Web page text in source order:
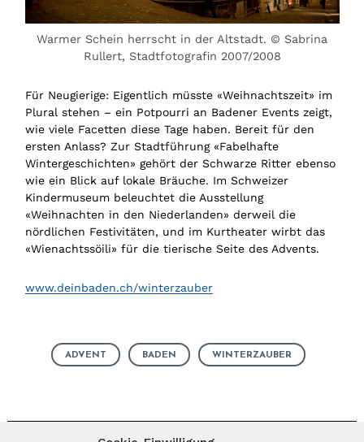
Warmer Schein herrscht in der Altstadt. © Sabrina
Rullert, Stadtfotografin 2007/2008
Für Neugierige: Eigentlich müsste «Weihnachtszeit» im
Plural stehen – ein Potpourri an Badener Events zeigt,
wie viele Facetten diese Tage haben. Bereit für den
ersten Anlass? Zur Stadtführung «Fabelhafte
Wintergeschichten» gehört der Schwarze Ritter ebenso
wie ein Blick auf lokale Bräuche. Im Schweizer
Kindermuseum beleuchtet die Ausstellung
«Weihnachten in den Niederlanden» derweil die
nördlichen Festivitäten, und im Kurtheater wirbt das
«Wienachtssöili» für die tierische Seite des Advents.
www.deinbaden.ch/winterzauber
ADVENT BADEN WINTERZAUBER